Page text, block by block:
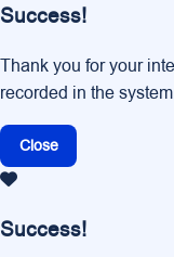
Success!
Thank you for your
recorded in the
Close
Success!